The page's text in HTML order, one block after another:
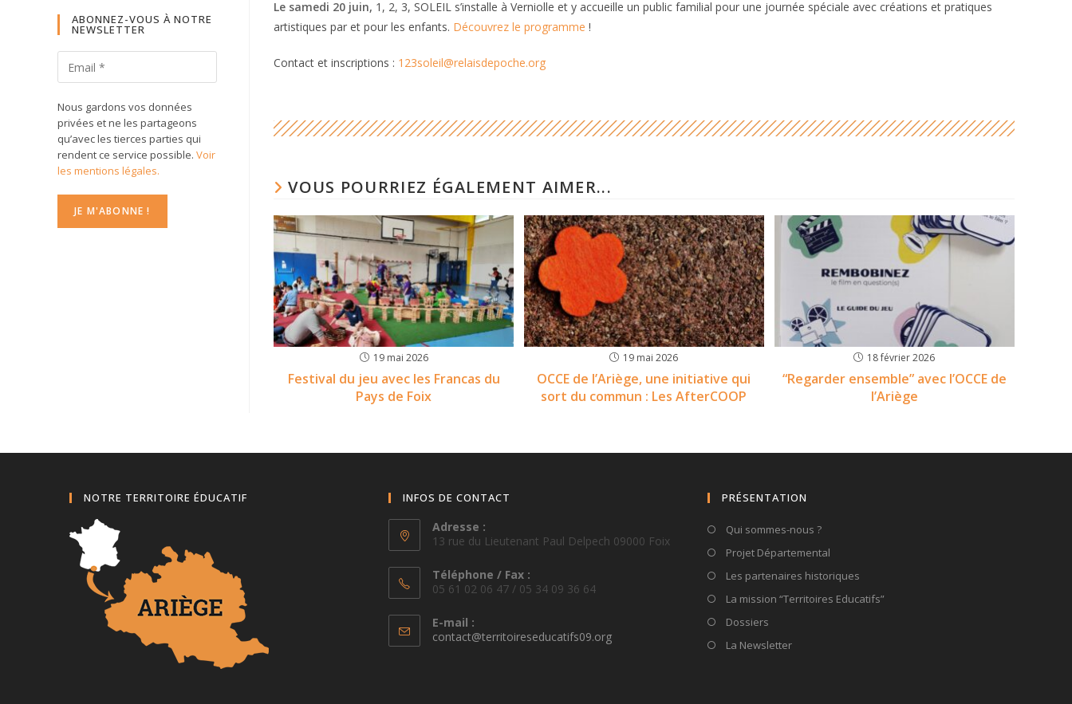
Le samedi 20 juin, 1, 2, 3, SOLEIL s’installe à Verniolle et y accueille un public familial pour une journée spéciale avec créations et pratiques
artistiques par et pour les enfants. Découvrez le programme !
Contact et inscriptions : 123soleil@relaisdepoche.org
VOUS POURRIEZ ÉGALEMENT AIMER...
19 mai 2026
Festival du jeu avec les Francas du
Pays de Foix
19 mai 2026
OCCE de l’Ariège, une initiative qui
sort du commun : Les AfterCOOP
18 février 2026
“Regarder ensemble” avec l’OCCE de
l’Ariège
ABONNEZ-VOUS À NOTRE
NEWSLETTER
Nous gardons vos données
privées et ne les partageons
qu’avec les tierces parties qui
rendent ce service possible. Voir
les mentions légales.
NOTRE TERRITOIRE ÉDUCATIF INFOS DE CONTACT
Adresse :
13 rue du Lieutenant Paul Delpech 09000 Foix
Téléphone / Fax :
05 61 02 06 47 / 05 34 09 36 64
E-mail :
contact@territoireseducatifs09.orgS’ouvre
PRÉSENTATION
Qui sommes-nous ?
Projet Départemental
Les partenaires historiques
La mission “Territoires Educatifs”
Dossiers
La Newsletter